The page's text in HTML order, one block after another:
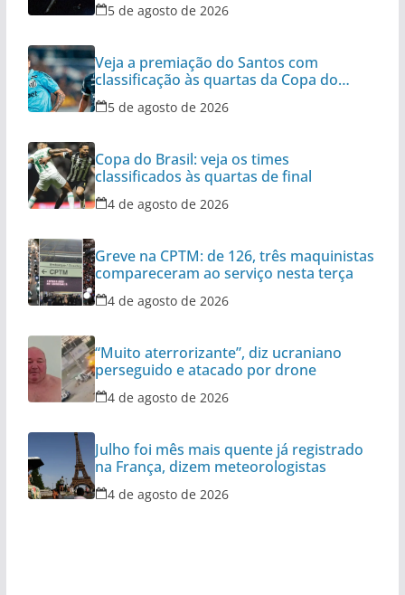
5 de agosto de 2026
Veja a premiação do Santos com
classificação às quartas da Copa do
Brasil
5 de agosto de 2026
Copa do Brasil: veja os times
classificados às quartas de final
4 de agosto de 2026
Greve na CPTM: de 126, três maquinistas
compareceram ao serviço nesta terça
4 de agosto de 2026
“Muito aterrorizante”, diz ucraniano
perseguido e atacado por drone
4 de agosto de 2026
Julho foi mês mais quente já registrado
na França, dizem meteorologistas
4 de agosto de 2026